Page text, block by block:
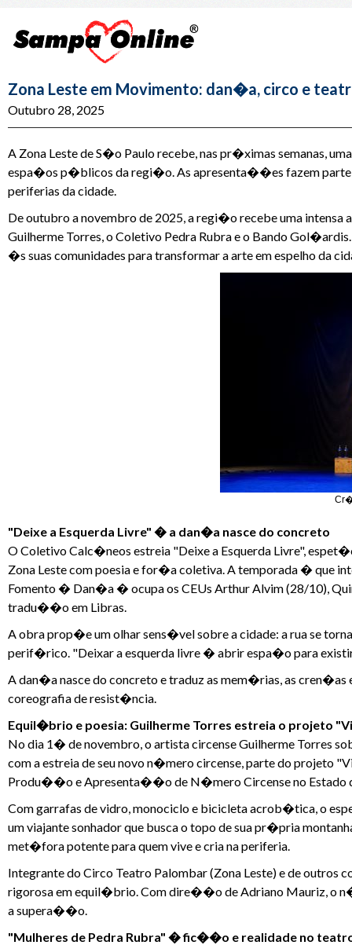
Zona Leste em Movimento: dan�a, circo e
Outubro 28, 2025
A Zona Leste de S�o Paulo recebe, nas pr�ximas semanas,
espa�os p�blicos da regi�o. As apresenta��es fazem parte
periferias da cidade.
De outubro a novembro de 2025, a regi�o recebe uma
Guilherme Torres, o Coletivo Pedra Rubra e o Bando
�s suas comunidades para transformar a arte em espelho da
"Deixe a Esquerda Livre" � a dan�a nasce do concreto
O Coletivo Calc�neos estreia "Deixe a Esquerda Livre",
Zona Leste com poesia e for�a coletiva. A temporada � que
Fomento � Dan�a � ocupa os CEUs Arthur Alvim (28/10),
tradu��o em Libras.
A obra prop�e um olhar sens�vel sobre a cidade: a rua se
perif�rico. "Deixar a esquerda livre � abrir espa�o para existir
A dan�a nasce do concreto e traduz as mem�rias, as cren�as
coreografia de resist�ncia.
Equil�brio e poesia: Guilherme Torres estreia o projeto
No dia 1� de novembro, o artista circense Guilherme Torres
com a estreia de seu novo n�mero circense, parte do projeto
Produ��o e Apresenta��o de N�mero Circense no Estado
Com garrafas de vidro, monociclo e bicicleta acrob�tica, o
um viajante sonhador que busca o topo de sua pr�pria
met�fora potente para quem vive e cria na periferia.
Integrante do Circo Teatro Palombar (Zona Leste) e de outros
rigorosa em equil�brio. Com dire��o de Adriano Mauriz, o
a supera��o.
"Mulheres de Pedra Rubra" � fic��o e realidade no